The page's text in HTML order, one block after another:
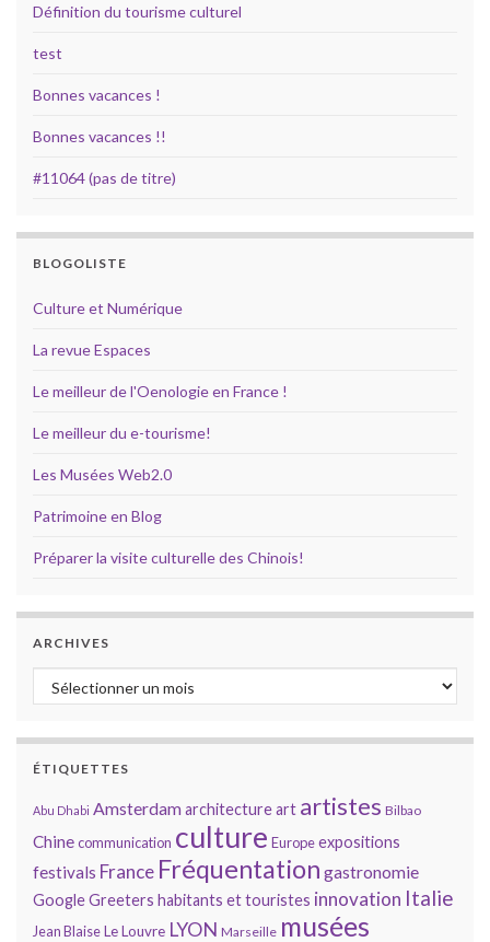
Définition du tourisme culturel
test
Bonnes vacances !
Bonnes vacances !!
#11064 (pas de titre)
BLOGOLISTE
Culture et Numérique
La revue Espaces
Le meilleur de l'Oenologie en France !
Le meilleur du e-tourisme!
Les Musées Web2.0
Patrimoine en Blog
Préparer la visite culturelle des Chinois!
ARCHIVES
Archives
ÉTIQUETTES
Abu Dhabi Amsterdamarchitectureart artistes Bilbao
Chinecommunication culture Europeexpositions
festivals France Fréquentation gastronomie
GoogleGreeters habitants et touristes innovation Italie
Jean BlaiseLe Louvre LYON Marseille musées